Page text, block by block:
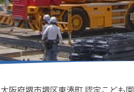
大阪府堺市堺区東湊町 認定こども園